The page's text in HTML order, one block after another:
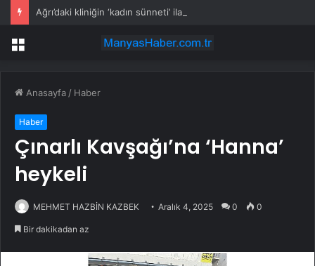
Ağrı’daki kliniğin ‘kadın sünneti’ ilanına soruşturma
Menü
Anasayfa / Haber
Haber
Çınarlı Kavşağı’na ‘Hanna’
heykeli
MEHMET HAZBİN KAZBEK Aralık 4, 2025 0 0
Bir dakikadan az